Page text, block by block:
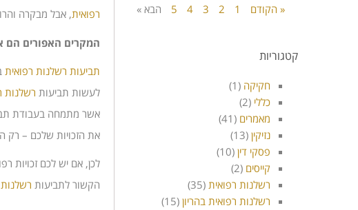
« הקודם 1
2
3
4
5 הבא »
קטגוריות
חקיקה (1)
כללי (2)
מאמרים (41)
נזיקין (13)
פסקי דין (10)
קייסים (2)
רשלנות רפואית (35)
רשלנות רפואית בהריון (15)
רפואית, אבל מבקרה
המקרים האפורים הם
תביעות רשלנות רפואית
לעשות תביעות רשלנות
אשר מתמחה בעבודת
את הזכויות שלכם – רק
לכן, אם יש לכם זכויות
הקשור לתביעות